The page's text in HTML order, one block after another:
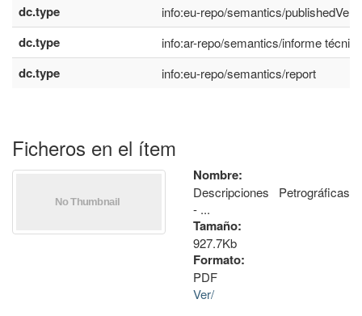
dc.type info:eu-repo/semantics/
dc.type info:ar-repo/semantics/informe técnico
dc.type info:eu-repo/semantics/report
Ficheros en el ítem
Nombre:
Descripciones Petrográficas
- ...
Tamaño:
927.7Kb
Formato:
PDF
Ver/